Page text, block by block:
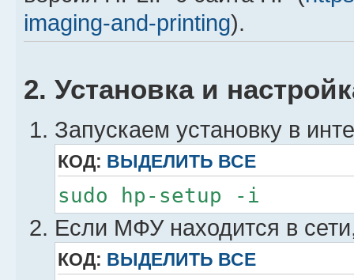
imaging-and-printing).
2. Установка и
Запускаем установку в
КОД: ВЫДЕЛИТЬ ВСЕ
sudo hp-setup -i
Если МФУ находится в
КОД: ВЫДЕЛИТЬ ВСЕ